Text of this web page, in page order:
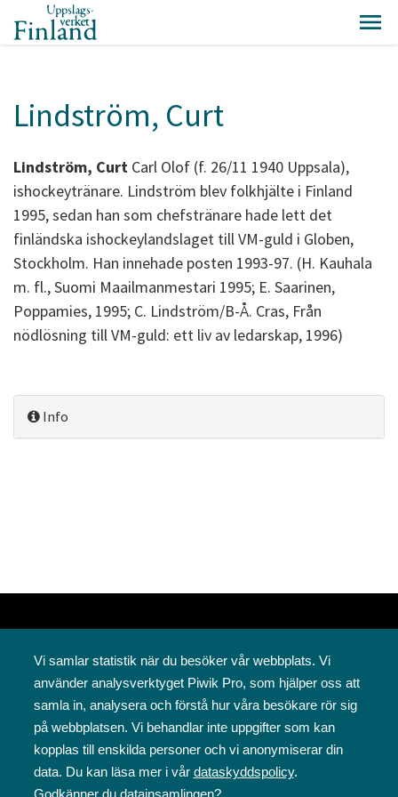
Lindström, Curt
Lindström, Curt Carl Olof (f. 26/11 1940 Uppsala),
ishockeytränare. Lindström blev folkhjälte i Finland
1995, sedan han som chefstränare hade lett det
finländska ishockeylandslaget till VM-guld i Globen,
Stockholm. Han innehade posten 1993-97. (H. Kauhala
m. fl., Suomi Maailmanmestari 1995; E. Saarinen,
Poppamies, 1995; C. Lindström/B-Å. Cras, Från
nödlösning till VM-guld: ett liv av ledarskap, 1996)
Info
Svenska folkskolans vänner rf
Annegatan 12
00120 Helsingfors
Vi samlar statistik när du besöker vår webbplats. Vi
använder analysverktyget Piwik Pro, som hjälper oss att
samla in, analysera och förstå hur våra besökare rör sig
på webbplatsen. Vi behandlar inte uppgifter som kan
kopplas till enskilda personer och vi anonymiserar din
data. Du kan läsa mer i vår dataskyddspolicy.
Godkänner du datainsamlingen?